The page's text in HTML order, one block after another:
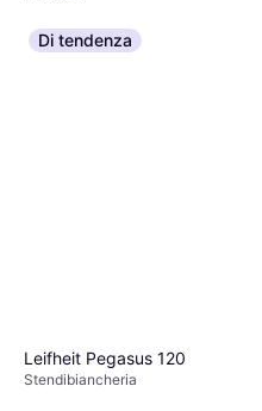
Di tendenza
Leifheit Pegasus 120
Stendibiancheria